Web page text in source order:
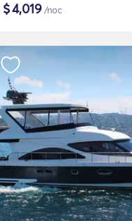
$4,019/noc